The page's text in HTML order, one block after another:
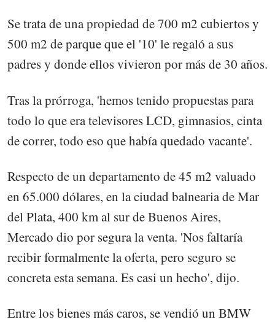
Se trata de una propiedad de 700 m2 cubiertos y
500 m2 de parque que el '10' le regaló a sus
padres y donde ellos vivieron por más de 30 años.
Tras la prórroga, 'hemos tenido propuestas para
todo lo que era televisores LCD, gimnasios, cinta
de correr, todo eso que había quedado vacante'.
Respecto de un departamento de 45 m2 valuado
en 65.000 dólares, en la ciudad balnearia de Mar
del Plata, 400 km al sur de Buenos Aires,
Mercado dio por segura la venta. 'Nos faltaría
recibir formalmente la oferta, pero seguro se
concreta esta semana. Es casi un hecho', dijo.
Entre los bienes más caros, se vendió un BMW